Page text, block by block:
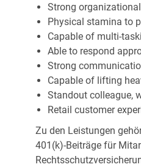
Strong
Physical stamina to
Capable of multi-
Able to respond
Strong
Capable of lifting
Standout colleague,
Retail customer
Zu den Leistungen
401(k)-Beiträge für